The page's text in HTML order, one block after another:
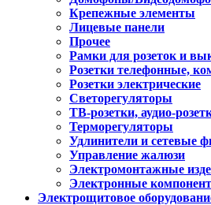
Крепежные элементы
Лицевые панели
Прочее
Рамки для розеток и
Розетки телефонные,
Розетки электрические
Светорегуляторы
ТВ-розетки, аудио-
Терморегуляторы
Удлинители и сетевые
Управление жалюзи
Электромонтажные
Электронные
Электрощитовое